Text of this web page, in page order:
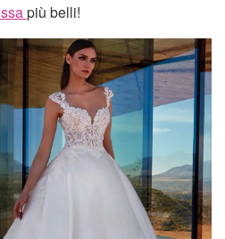
più belli!